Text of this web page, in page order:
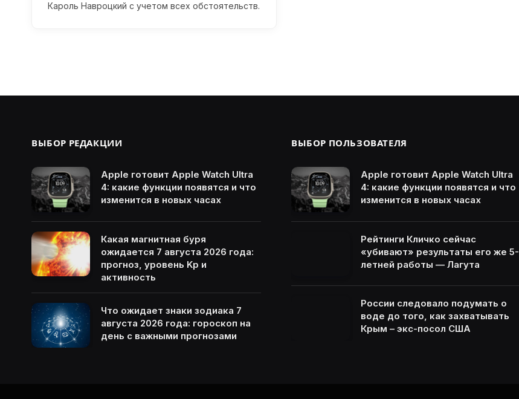
Кароль Навроцкий с учетом всех обстоятельств.
ВЫБОР РЕДАКЦИИ
Apple готовит Apple Watch Ultra
4: какие функции появятся и что
изменится в новых часах
Какая магнитная буря
ожидается 7 августа 2026 года:
прогноз, уровень Kp и
активность
Что ожидает знаки зодиака 7
августа 2026 года: гороскоп на
день с важными прогнозами
ВЫБОР ПОЛЬЗОВАТЕЛЯ
Apple готовит Apple Watch Ultra
4: какие функции появятся и что
изменится в новых часах
Рейтинги Кличко сейчас
«убивают» результаты его же 5-
летней работы — Лагута
России следовало подумать о
воде до того, как захватывать
Крым – экс-посол США